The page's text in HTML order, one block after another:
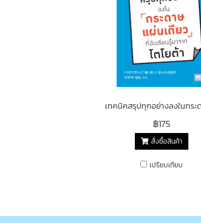
฿175
สั่งซื้อสินค้า
เปรียบเทียบ